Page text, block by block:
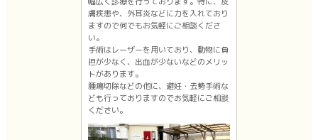
膚疾患や、外耳炎などに力を入れており
ますので何でもお気軽にご相談くださ
い。
手術はレーザーを用いており、動物に負
担が少なく、出血が少ないなどのメリッ
トがあります。
腫瘍切除などの他に、避妊・去勢手術な
ども行っておりますのでお気軽にご相談
ください。